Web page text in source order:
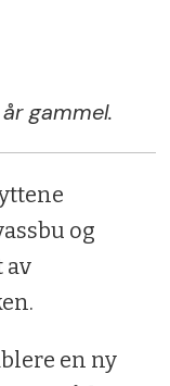
gammel.
og
av
en ny